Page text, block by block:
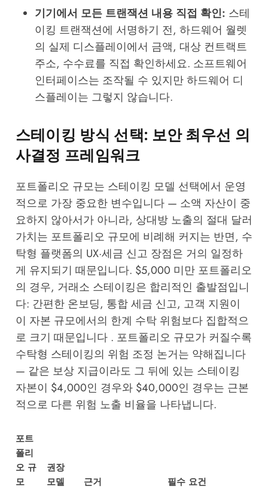
기기에서 모든 트랜잭션 내용 직접 확인: 스테
이킹 트랜잭션에 서명하기 전, 하드웨어 월렛
의 실제 디스플레이에서 금액, 대상 컨트랙트
주소, 수수료를 직접 확인하세요. 소프트웨어
인터페이스는 조작될 수 있지만 하드웨어 디
스플레이는 그렇지 않습니다.
스테이킹 방식 선택: 보안 최우선 의
사결정 프레임워크
포트폴리오 규모는 스테이킹 모델 선택에서 운영
적으로 가장 중요한 변수입니다 — 소액 자산이 중
요하지 않아서가 아니라, 상대방 노출의 절대 달러
가치는 포트폴리오 규모에 비례해 커지는 반면, 수
탁형 플랫폼의 UX·세금 신고 장점은 거의 일정하
게 유지되기 때문입니다. $5,000 미만 포트폴리오
의 경우, 거래소 스테이킹은 합리적인 출발점입니
다: 간편한 온보딩, 통합 세금 신고, 고객 지원이
이 자본 규모에서의 한계 수탁 위험보다 집합적으
로 크기 때문입니다 . 포트폴리오 규모가 커질수록
수탁형 스테이킹의 위험 조정 논거는 약해집니다
— 같은 보상 지급이라도 그 뒤에 있는 스테이킹
자본이 $4,000인 경우와 $40,000인 경우는 근본
적으로 다른 위험 노출 비율을 나타냅니다.
포트
폴리
오 규
모
권장
모델
근거
필수 요건